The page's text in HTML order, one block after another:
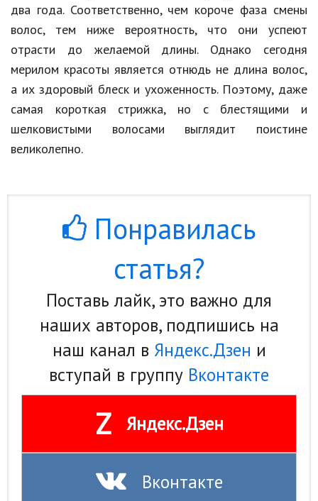
два года. Соответственно, чем короче фаза смены
волос, тем ниже вероятность, что они успеют
отрасти до желаемой длины. Однако сегодня
мерилом красоты является отнюдь не длина волос,
а их здоровый блеск и ухоженность. Поэтому, даже
самая короткая стрижка, но с блестящими и
шелковистыми волосами выглядит поистине
великолепно.
Понравилась
статья?
Поставь лайк, это важно для
наших авторов, подпишись на
наш канал в Яндекс.Дзен и
вступай в группу Вконтакте
Z Яндекс.Дзен
Вконтакте